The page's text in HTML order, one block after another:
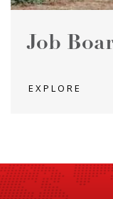
Job
EXPLORE